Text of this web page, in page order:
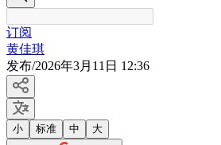
订阅
黄佳琪
发布/2026年3月11日 12:36
小 标准 中 大